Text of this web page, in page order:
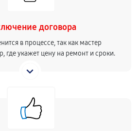
договора
в процессе, так как мастер
где укажет цену на ремонт и сроки.